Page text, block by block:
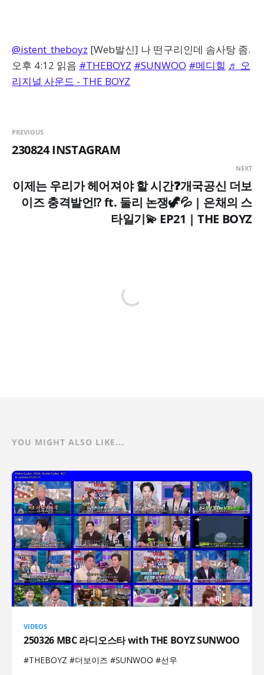
@istent_theboyz [Web발신] 나 떤구리인데 솜사탕 좀.
오후 4:12 읽음 #THEBOYZ #SUNWOO #메디힐 ♬ 오
리지널 사운드 - THE BOYZ
PREVIOUS
230824 INSTAGRAM
NEXT
이제는 우리가 헤어져야 할 시간❓개국공신 더보
이즈 충격발언⁉️ ft. 둘리 논쟁🦖💦 | 은채의 스
타일기💫 EP21 | THE BOYZ
YOU MIGHT ALSO LIKE...
VIDEOS
250326 MBC 라디오스타 with THE BOYZ SUNWOO
#THEBOYZ #더보이즈 #SUNWOO #선우